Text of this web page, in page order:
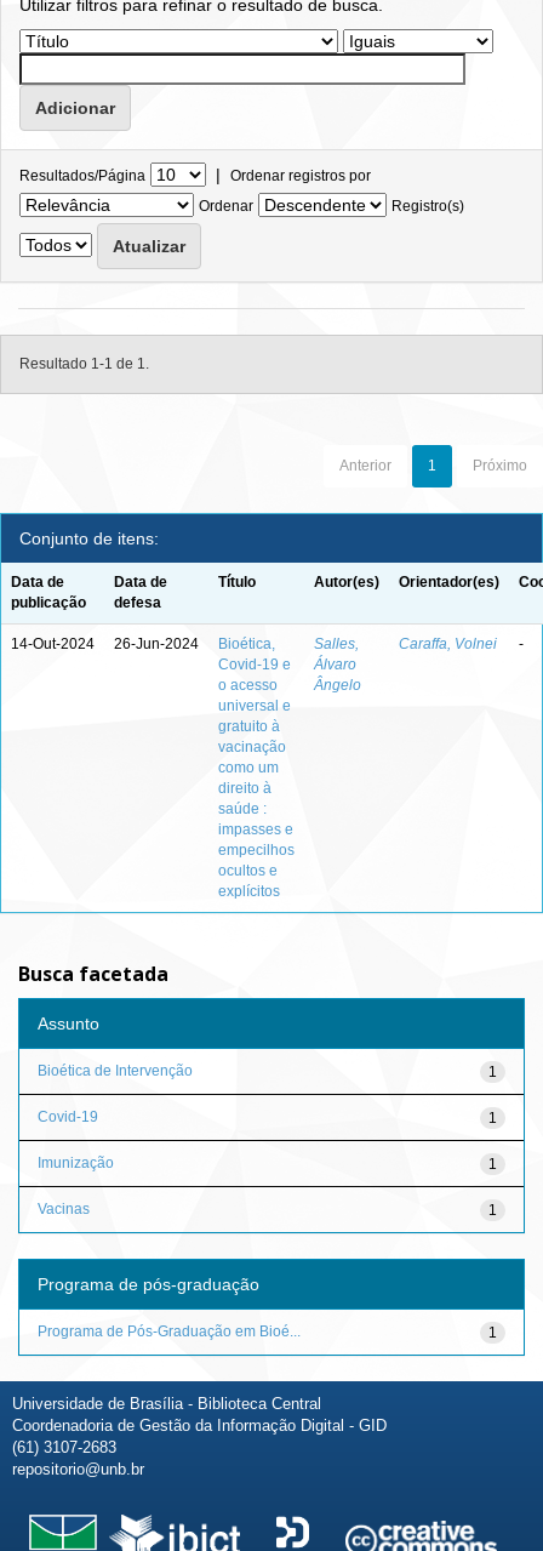
Utilizar filtros para refinar o resultado de busca.
Resultados/Página | Ordenar registros por
Ordenar
Registro(s)
Resultado 1-1 de 1.
Anterior 1 Próximo
Conjunto de itens:
Data de
publicação
Data de
defesa
Título Autor(es) Orientador(es)
14-Out-2024 26-Jun-2024
Bioética,
Covid-19 e
o acesso
universal e
gratuito à
vacinação
como um
direito à
saúde :
impasses e
empecilhos
ocultos e
explícitos
Salles,
Álvaro
Ângelo
Caraffa, Volnei -
Busca facetada
Assunto
1
Bioética de Intervenção
1
Covid-19
1
Imunização
1
Vacinas
Programa de pós-graduação
1
Programa de Pós-Graduação em Bioé...
Universidade de Brasília - Biblioteca Central
Coordenadoria de Gestão da Informação Digital - GID
(61) 3107-2683
repositorio@unb.br